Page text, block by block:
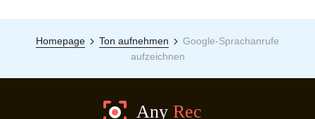
Homepage Ton aufnehmen
Google-Sprachanrufe
aufzeichnen